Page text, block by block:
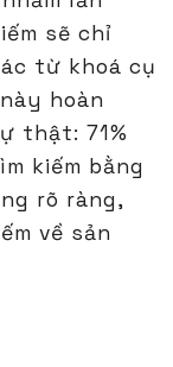
sẽ chỉ
từ khoá cụ
hoàn
thật: 71%
kiếm bằng
rõ ràng,
về sản